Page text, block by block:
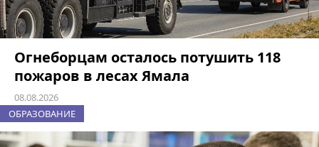
Огнеборцам осталось потушить 118
пожаров в лесах Ямала
08.08.2026
ОБРАЗОВАНИЕ